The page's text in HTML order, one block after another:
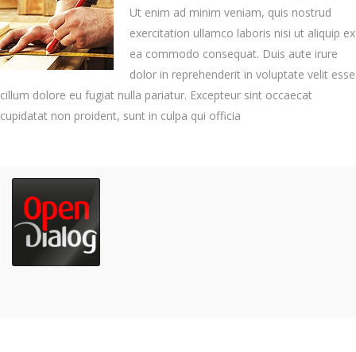
Ut enim ad minim veniam, quis nostrud
exercitation ullamco laboris nisi ut aliquip ex
ea commodo consequat. Duis aute irure
dolor in reprehenderit in voluptate velit esse
cillum dolore eu fugiat nulla pariatur. Excepteur sint occaecat
cupidatat non proident, sunt in culpa qui officia